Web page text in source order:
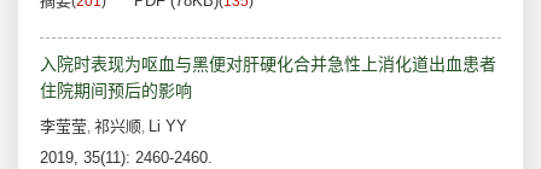
入院时表现为呕血与黑便对肝硬化合并急性上消化道出血患者
住院期间预后的影响
李莹莹, 祁兴顺, Li YY
2019, 35(11): 2460-2460.